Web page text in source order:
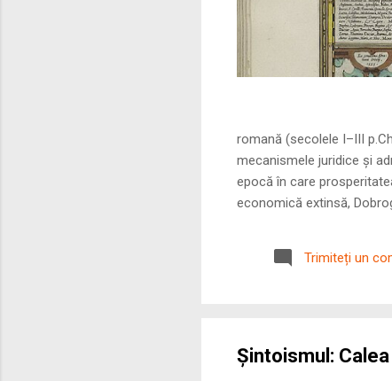
Sursa foto:
romană (secolele I–III
mecanismele juridice și
epocă în care
economică extinsă,
precizie profunzimea și
Trimiteți un
Șintoismul: